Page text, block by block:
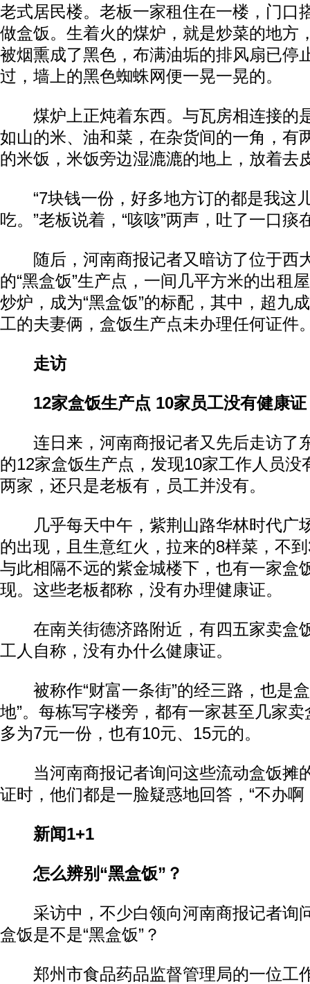
老式居民楼。老板一家租住在一楼，门口
做盒饭。生着火的煤炉，就是炒菜的地方
被烟熏成了黑色，布满油垢的排风扇已停
过，墙上的黑色蜘蛛网便一晃一晃的。
煤炉上正炖着东西。与瓦房相连接的
如山的米、油和菜，在杂货间的一角，有
的米饭，米饭旁边湿漉漉的地上，放着去
“7块钱一份，好多地方订的都是我这
吃。”老板说着，“咳咳”两声，吐了一口痰
随后，河南商报记者又暗访了位于西
的“黑盒饭”生产点，一间几平方米的出租
炒炉，成为“黑盒饭”的标配，其中，超九
工的夫妻俩，盒饭生产点未办理任何证件
走访
12家盒饭生产点 10家员工没有健康证
连日来，河南商报记者又先后走访了
的12家盒饭生产点，发现10家工作人员没
两家，还只是老板有，员工并没有。
几乎每天中午，紫荆山路华林时代广
的出现，且生意红火，拉来的8样菜，不
与此相隔不远的紫金城楼下，也有一家盒
现。这些老板都称，没有办理健康证。
在南关街德济路附近，有四五家卖盒
工人自称，没有办什么健康证。
被称作“财富一条街”的经三路，也是盒
地”。每栋写字楼旁，都有一家甚至几家
多为7元一份，也有10元、15元的。
当河南商报记者询问这些流动盒饭摊
证时，他们都是一脸疑惑地回答，“不办啊
新闻1+1
怎么辨别“黑盒饭”？
采访中，不少白领向河南商报记者询
盒饭是不是“黑盒饭”？
郑州市食品药品监督管理局的一位工